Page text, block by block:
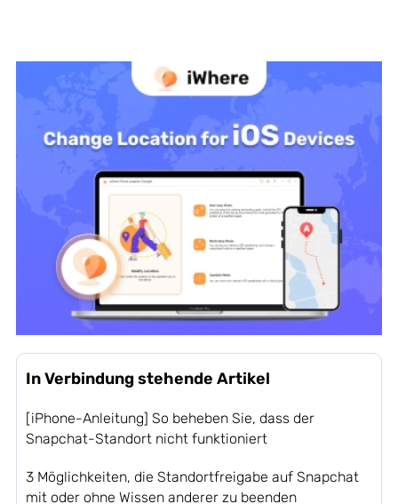
In Verbindung stehende Artikel
[iPhone-Anleitung] So beheben Sie, dass der
Snapchat-Standort nicht funktioniert
3 Möglichkeiten, die Standortfreigabe auf Snapchat
mit oder ohne Wissen anderer zu beenden